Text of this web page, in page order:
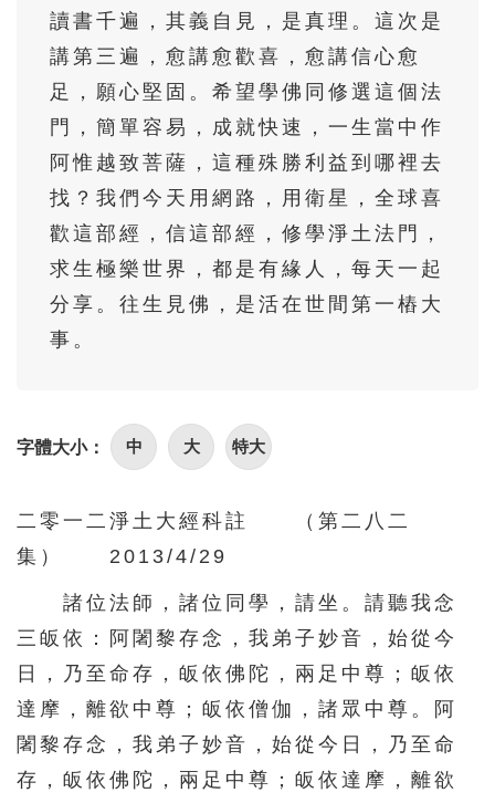
56 57 58 59 60
66 67 68 70
71 72 73 74 75
76 77 78 79 80
81 82 83 84 85
86 88 89 90
106 107 108
117 118 119
131 133 134 135
136 137 138 139 140
141 142 143 144 145
146 147 148 149 150
讀書千遍，其義自見，是真理。這次是
講第三遍，愈講愈歡喜，愈講信心愈
足，願心堅固。希望學佛同修選這個法
門，簡單容易，成就快速，一生當中作
阿惟越致菩薩，這種殊勝利益到哪裡去
找？我們今天用網路，用衛星，全球喜
歡這部經，信這部經，修學淨土法門，
求生極樂世界，都是有緣人，每天一起
分享。往生見佛，是活在世間第一樁大
事。
字體大小： 中 大 特大
二零一二淨土大經科註 （第二八二
集） 2013/4/29
諸位法師，諸位同學，請坐。請聽我念
三皈依：阿闍黎存念，我弟子妙音，始從今
日，乃至命存，皈依佛陀，兩足中尊；皈依
達摩，離欲中尊；皈依僧伽，諸眾中尊。阿
闍黎存念，我弟子妙音，始從今日，乃至命
存，皈依佛陀，兩足中尊；皈依達摩，離欲